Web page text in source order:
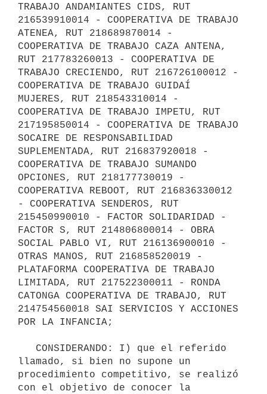
TRABAJO ANDAMIANTES CIDS, RUT
216539910014 - COOPERATIVA DE TRABAJO
ATENEA, RUT 218689870014 -
COOPERATIVA DE TRABAJO CAZA ANTENA,
RUT 217783260013 - COOPERATIVA DE
TRABAJO CRECIENDO, RUT 216726100012 -
COOPERATIVA DE TRABAJO GUIDAÍ
MUJERES, RUT 218543310014 -
COOPERATIVA DE TRABAJO IMPETU, RUT
217195850014 - COOPERATIVA DE TRABAJO
SOCAIRE DE RESPONSABILIDAD
SUPLEMENTADA, RUT 216837920018 -
COOPERATIVA DE TRABAJO SUMANDO
OPCIONES, RUT 218177730019 -
COOPERATIVA REBOOT, RUT 216836330012
- COOPERATIVA SENDEROS, RUT
215450990010 - FACTOR SOLIDARIDAD -
FACTOR S, RUT 214806800014 - OBRA
SOCIAL PABLO VI, RUT 216136900010 -
OTRAS MANOS, RUT 216858520019 -
PLATAFORMA COOPERATIVA DE TRABAJO
LIMITADA, RUT 217522300011 - RONDA
CATONGA COOPERATIVA DE TRABAJO, RUT
214754560018 SAI SERVICIOS Y ACCIONES
POR LA INFANCIA;
llamado, si bien no supone un
procedimiento competitivo, se realizó
con el objetivo de conocer la